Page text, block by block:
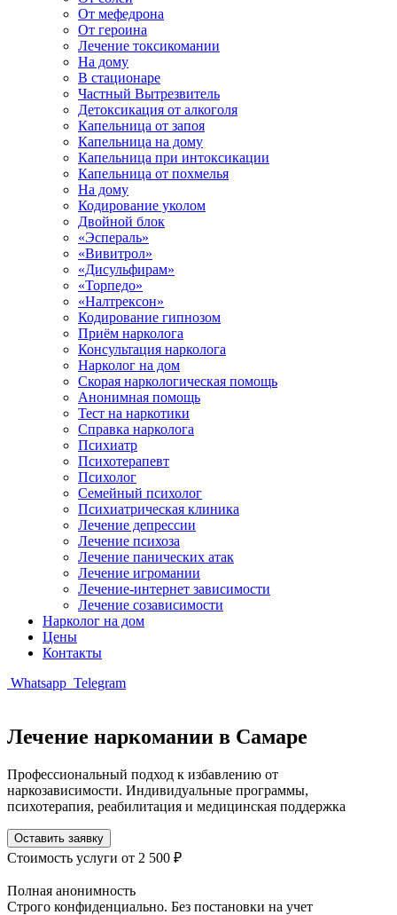
От мефедрона
От героина
Лечение токсикомании
На дому
В стационаре
Частный Вытрезвитель
Детоксикация от алкоголя
Капельница от запоя
Капельница на дому
Капельница при интоксикации
Капельница от похмелья
На дому
Кодирование уколом
Двойной блок
«Эспераль»
«Вивитрол»
«Дисульфирам»
«Торпедо»
«Налтрексон»
Кодирование гипнозом
Приём нарколога
Консультация нарколога
Нарколог на дом
Скорая наркологическая помощь
Анонимная помощь
Тест на наркотики
Справка нарколога
Психиатр
Психотерапевт
Психолог
Семейный психолог
Психиатрическая клиника
Лечение депрессии
Лечение психоза
Лечение панических атак
Лечение игромании
Лечение-интернет зависимости
Лечение созависимости
Нарколог на дом
Цены
Контакты
Whatsapp Telegram
Лечение наркомании в Самаре
Профессиональный подход к избавлению от
наркозависимости. Индивидуальные программы,
психотерапия, реабилитация и медицинская поддержка
Оставить заявку
Стоимость услуги от 2 500 ₽
Полная анонимность
Строго конфиденциально. Без постановки на учет